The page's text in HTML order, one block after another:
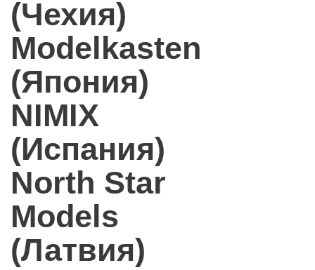
(Чехия)
Modelkasten
(Япония)
NIMIX
(Испания)
North Star
Models
(Латвия)